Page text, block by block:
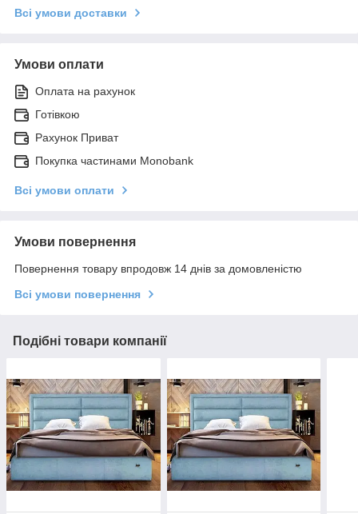
Всі умови доставки
Умови оплати
Оплата на рахунок
Готівкою
Рахунок Приват
Покупка частинами Monobank
Всі умови оплати
Умови повернення
Повернення товару впродовж 14 днів за домовленістю
Всі умови повернення
Подібні товари компанії